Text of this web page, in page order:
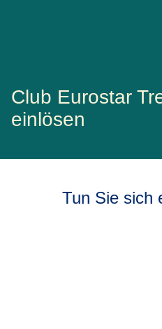
Club Eurostar
einlösen
Tun Sie sich